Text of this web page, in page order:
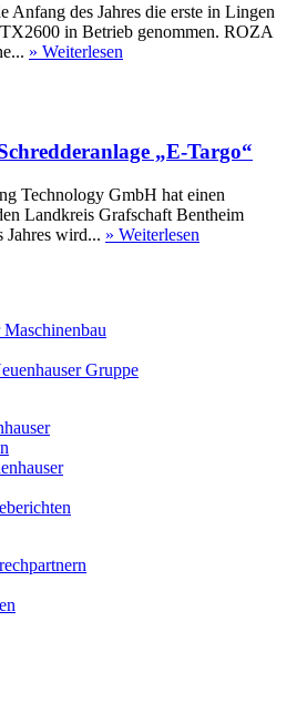
Anfang des Jahres die erste in Lingen
in Betrieb genommen. ROZA
» Weiterlesen
„E-Targo“
Technology GmbH hat einen
Landkreis Grafschaft Bentheim
Jahres wird... » Weiterlesen
Gruppe